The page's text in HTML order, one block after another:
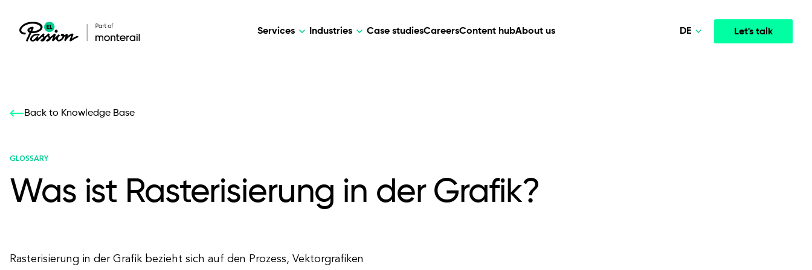
Services
Our services: build,
All services
Industries
Our services: build,
Case studiesCareersContent hubAbout us Let's talk
DE
Back to Knowledge Base
GLOSSARY
Was ist Rasterisierung in der Grafik?
Rasterisierung in der Grafik bezieht sich auf den Prozess, Vektorgrafiken